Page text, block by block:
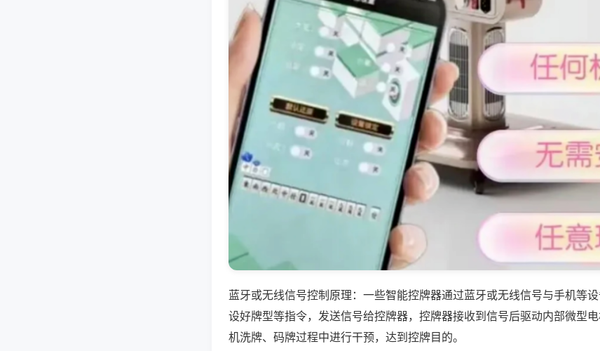
蓝牙或无线信号控制原理：一些智能控牌器通过蓝牙或无线信号与手机等
设好牌型等指令，发送信号给控牌器，控牌器接收到信号后驱动内部微型
机洗牌、码牌过程中进行干预，达到控牌目的。